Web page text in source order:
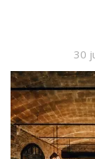
30